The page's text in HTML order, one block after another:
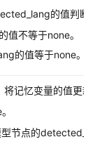
的值判断
不等于none。
的值等于none。
记忆变量的值更
型节点的